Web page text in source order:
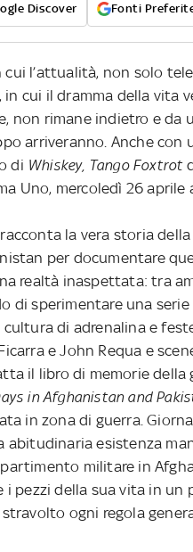
Discover Fonti
l’attualità, non solo
cui il dramma della vita
non rimane indietro e
arriveranno. Anche
di Whiskey, Tango Foxtrot
Uno, mercoledì 26 aprile
la vera storia
per documentare
realtà inaspettata: tra
di sperimentare una
di adrenalina e
e John Requa e
il libro di memorie della
in Afghanistan and
in zona di guerra.
abitudinaria esistenza
militare in
pezzi della sua vita in un
ogni regola